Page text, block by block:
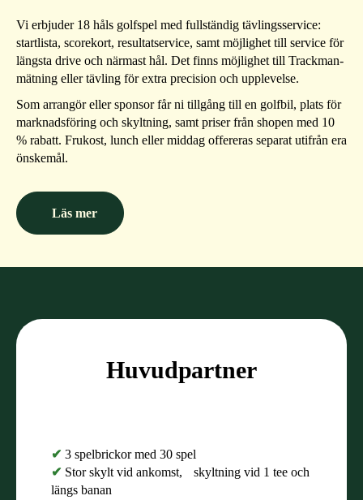
Vi erbjuder 18 håls golfspel med fullständig tävlingsservice:
startlista, scorekort, resultatservice, samt möjlighet till service för
längsta drive och närmast hål. Det finns möjlighet till Trackman-
mätning eller tävling för extra precision och upplevelse.
Som arrangör eller sponsor får ni tillgång till en golfbil, plats för
marknadsföring och skyltning, samt priser från shopen med 10
% rabatt. Frukost, lunch eller middag offereras separat utifrån era
önskemål.
Läs mer
Huvudpartner
✔ 3 spelbrickor med 30 spel
✔ Stor skylt vid ankomst, skyltning vid 1 tee och
längs banan